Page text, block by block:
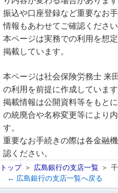
振込や口座登録など重要なお
情報もあわせてご確認ください
本ページは実務での利用を想
掲載しています。
本ページは社会保険労務士 来
の利用を前提に作成しています
掲載情報は公開資料等をもと
の統廃合や名称変更等により
す。
重要なお手続きの際は各金融
認ください。
トップ 広島銀行の支店一覧
← 広島銀行の支店一覧へ戻る